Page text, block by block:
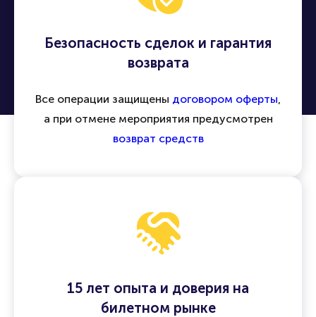
Безопасность сделок и гарантия
возврата
Все операции защищены договором оферты,
а при отмене мероприятия предусмотрен
возврат средств
15 лет опыта и доверия на
билетном рынке